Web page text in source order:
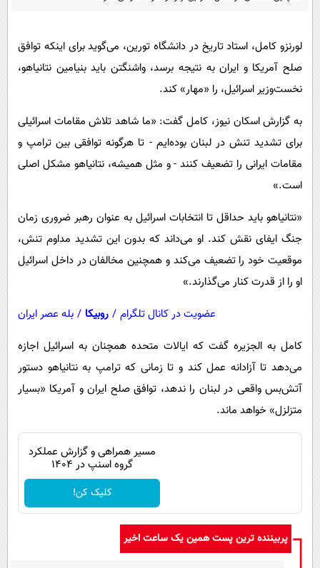
حوادث
سلامت
فرهنگی
اجتماعی
حیات وحش
سیاست خارجی
پیامک
لورنزو کامل، استاد تاریخ در دانشگاه تورین، می‌گوید برای اینکه توافق
صلح آمریکا و ایران به نتیجه برسد، واشنگتن باید بنیامین نتانیاهو،
نخست‌وزیر اسرائیل، را «مهار» کند.
به گزارش اسکان نیوز، کامل گفت: «ما شاهد تلاش مقامات اسرائیلی
برای تشدید تنش در لبنان بوده‌ایم - تا هرگونه توافقی بین ترامپ و
مقامات ایرانی را تضعیف کنند - و مثل همیشه، نتانیاهو مشکل اصلی
است.»
«نتانیاهو باید حداقل تا انتخابات اسرائیل به عنوان رهبر ضروری زمان
جنگ ایفای نقش کند. او می‌داند که بدون این تشدید مداوم تنش،
موقعیت خود را تضعیف می‌کند و همچنین مخالفان در داخل اسرائیل
او را از قدرت کنار می‌گذارند.»
عضویت در کانال تلگرام / روبیکا / بله عصر ایران
کامل به الجزیره گفت که ایالات متحده همچنان به اسرائیل اجازه
می‌دهد تا آزادانه عمل کند و تا زمانی که ترامپ به نتانیاهو دستور
آتش‌بس واقعی در لبنان را ندهد، توافق صلح ایران و آمریکا «بسیار
متزلزل» خواهد ماند.
مسیر همراهی و گزارش عملکرد
گروه اسنپ در ۱۴۰۴
کلیک کن!
پربیننده ترین پست همین یک ساعت اخیر